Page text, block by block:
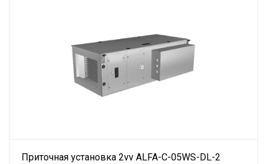
Приточная установка 2vv ALFA-C-05WS-DL-2